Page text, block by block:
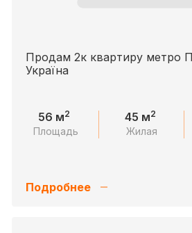
Продам 2к квартиру метро
Україна
56 м2
Площадь
45 м2
Жилая
Подробнее